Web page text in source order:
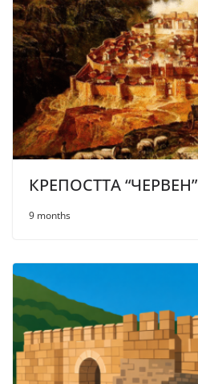
КРЕПОСТТА “ЧЕРВЕН”
9 months